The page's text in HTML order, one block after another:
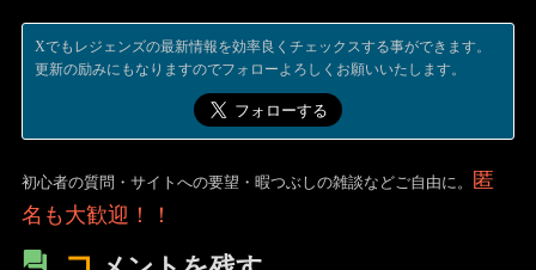
Xでもレジェンズの最新情報を効率良くチェックスする事ができます。
更新の励みにもなりますのでフォローよろしくお願いいたします。
初心者の質問・サイトへの要望・暇つぶしの雑談などご自由に。
匿
名も大歓迎！！